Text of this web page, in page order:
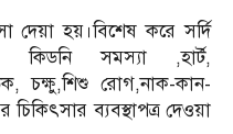
দেয়া হয়।বিশেষ করে সর্দি
কিডনি সমস্যা ,হার্ট,
চক্ষু,শিশু রোগ,নাক-কান-
ব‍্যবস্থাপত্র দেওয়া